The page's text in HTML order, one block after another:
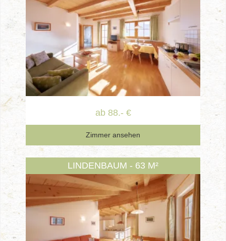
ab 88.- €
Zimmer ansehen
LINDENBAUM - 63 M²